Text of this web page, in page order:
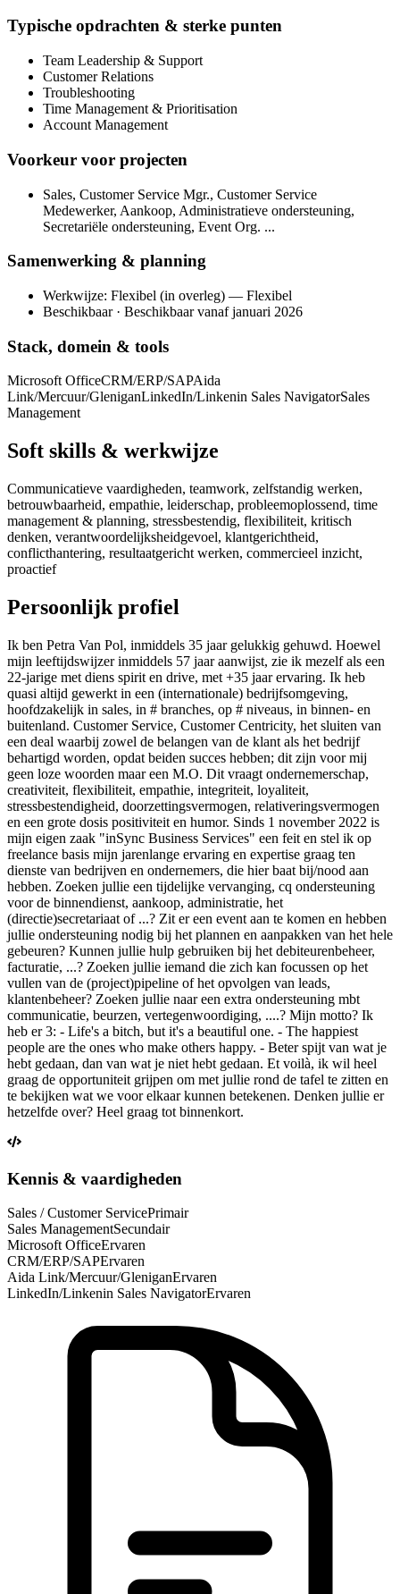
Typische opdrachten & sterke punten
Team Leadership & Support
Customer Relations
Troubleshooting
Time Management & Prioritisation
Account Management
Voorkeur voor projecten
Sales, Customer Service Mgr., Customer Service
Medewerker, Aankoop, Administratieve ondersteuning,
Secretariële ondersteuning, Event Org. ...
Samenwerking & planning
Werkwijze: Flexibel (in overleg) — Flexibel
Beschikbaar · Beschikbaar vanaf januari 2026
Stack, domein & tools
Microsoft OfficeCRM/ERP/SAPAida
Link/Mercuur/GleniganLinkedIn/Linkenin Sales NavigatorSales
Management
Soft skills & werkwijze
Communicatieve vaardigheden, teamwork, zelfstandig werken,
betrouwbaarheid, empathie, leiderschap, probleemoplossend, time
management & planning, stressbestendig, flexibiliteit, kritisch
denken, verantwoordelijksheidgevoel, klantgerichtheid,
conflicthantering, resultaatgericht werken, commercieel inzicht,
proactief
Persoonlijk profiel
Ik ben Petra Van Pol, inmiddels 35 jaar gelukkig gehuwd. Hoewel
mijn leeftijdswijzer inmiddels 57 jaar aanwijst, zie ik mezelf als een
22-jarige met diens spirit en drive, met +35 jaar ervaring. Ik heb
quasi altijd gewerkt in een (internationale) bedrijfsomgeving,
hoofdzakelijk in sales, in # branches, op # niveaus, in binnen- en
buitenland. Customer Service, Customer Centricity, het sluiten van
een deal waarbij zowel de belangen van de klant als het bedrijf
behartigd worden, opdat beiden succes hebben; dit zijn voor mij
geen loze woorden maar een M.O. Dit vraagt ondernemerschap,
creativiteit, flexibiliteit, empathie, integriteit, loyaliteit,
stressbestendigheid, doorzettingsvermogen, relativeringsvermogen
en een grote dosis positiviteit en humor. Sinds 1 november 2022 is
mijn eigen zaak "inSync Business Services" een feit en stel ik op
freelance basis mijn jarenlange ervaring en expertise graag ten
dienste van bedrijven en ondernemers, die hier baat bij/nood aan
hebben. Zoeken jullie een tijdelijke vervanging, cq ondersteuning
voor de binnendienst, aankoop, administratie, het
(directie)secretariaat of ...? Zit er een event aan te komen en hebben
jullie ondersteuning nodig bij het plannen en aanpakken van het hele
gebeuren? Kunnen jullie hulp gebruiken bij het debiteurenbeheer,
facturatie, ...? Zoeken jullie iemand die zich kan focussen op het
vullen van de (project)pipeline of het opvolgen van leads,
klantenbeheer? Zoeken jullie naar een extra ondersteuning mbt
communicatie, beurzen, vertegenwoordiging, ....? Mijn motto? Ik
heb er 3: - Life's a bitch, but it's a beautiful one. - The happiest
people are the ones who make others happy. - Beter spijt van wat je
hebt gedaan, dan van wat je niet hebt gedaan. Et voilà, ik wil heel
graag de opportuniteit grijpen om met jullie rond de tafel te zitten en
te bekijken wat we voor elkaar kunnen betekenen. Denken jullie er
hetzelfde over? Heel graag tot binnenkort.
Kennis & vaardigheden
Sales / Customer ServicePrimair
Sales ManagementSecundair
Microsoft OfficeErvaren
CRM/ERP/SAPErvaren
Aida Link/Mercuur/GleniganErvaren
LinkedIn/Linkenin Sales NavigatorErvaren